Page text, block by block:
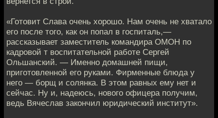
«Готовит Слава очень хорошо. Нам очень не хватало
его после того, как он попал в госпиталь,—
рассказывает заместитель командира ОМОН по
кадровой т воспитательной работе Сергей
Ольшанский. — Именно домашней пищи,
приготовленной его руками. Фирменные блюда у
него — борщ и солянка. В этом равных ему нет и
сейчас. Ну и, надеюсь, нового офицера получим,
ведь Вячеслав закончил юридический институт».